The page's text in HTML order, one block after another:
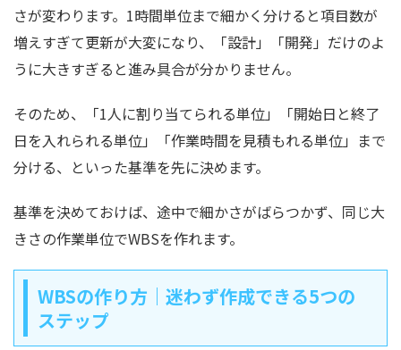
さが変わります。1時間単位まで細かく分けると項目数が
増えすぎて更新が大変になり、「設計」「開発」だけのよ
うに大きすぎると進み具合が分かりません。
そのため、「1人に割り当てられる単位」「開始日と終了
日を入れられる単位」「作業時間を見積もれる単位」まで
分ける、といった基準を先に決めます。
基準を決めておけば、途中で細かさがばらつかず、同じ大
きさの作業単位でWBSを作れます。
WBSの作り方｜迷わず作成できる5つの
ステップ